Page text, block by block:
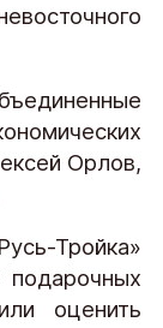
Орлов,
Тройка»
оценить